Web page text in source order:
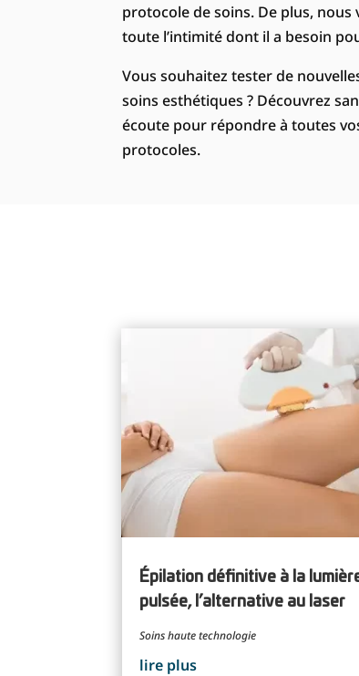
protocole de soins. De plus,
toute l’intimité dont il a besoin
Vous souhaitez tester de
soins esthétiques ? Découvrez
écoute pour répondre à toutes
protocoles.
Épilation définitive à la
pulsée, l’alternative au laser
Soins haute technologie
lire plus